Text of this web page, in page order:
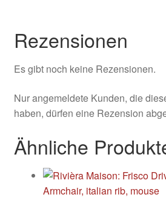
Rezensionen
Es gibt noch keine Rezensionen.
Nur angemeldete Kunden, die
haben, dürfen eine Rezension
Ähnliche